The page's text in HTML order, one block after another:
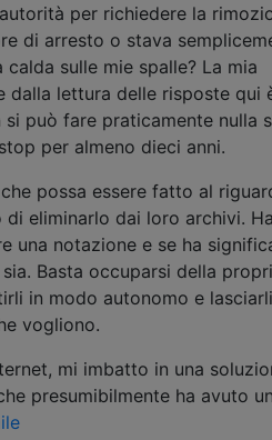
per richiedere la
di arresto o stava
sulle mie spalle? La mia
dalla lettura delle risposte qui
si può fare praticamente nulla
per almeno dieci anni.
possa essere fatto al
di eliminarlo dai loro archivi.
una notazione e se ha
Basta occuparsi della
in modo autonomo e lasciarli
vogliono.
mi imbatto in una
presumibilmente ha avuto